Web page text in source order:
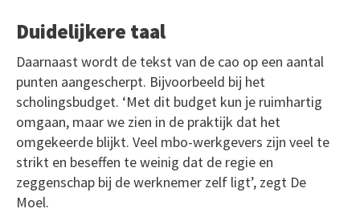
Duidelijkere taal
Daarnaast wordt de tekst van de cao op een aantal
punten aangescherpt. Bijvoorbeeld bij het
scholingsbudget. ‘Met dit budget kun je ruimhartig
omgaan, maar we zien in de praktijk dat het
omgekeerde blijkt. Veel mbo-werkgevers zijn veel te
strikt en beseffen te weinig dat de regie en
zeggenschap bij de werknemer zelf ligt’, zegt De
Moel.